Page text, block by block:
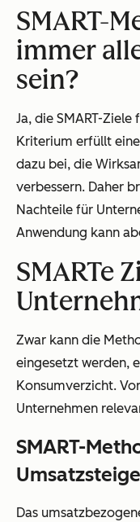
SMART-
immer
sein?
Ja, die SMART-Ziele
Kriterium erfüllt
dazu bei, die
verbessern. Daher
Nachteile für
Anwendung kann
SMARTe
Zwar kann die
eingesetzt werden,
Konsumverzicht.
Unternehmen
SMART-
Das